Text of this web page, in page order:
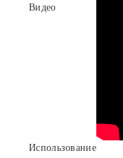
Видео
Использование